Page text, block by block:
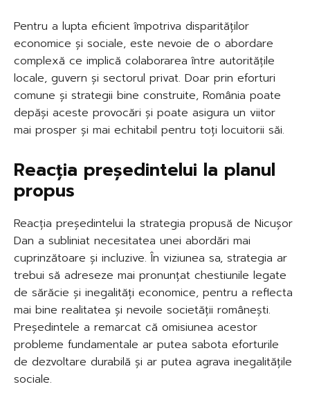
Pentru a lupta eficient împotriva disparităților
economice și sociale, este nevoie de o abordare
complexă ce implică colaborarea între autoritățile
locale, guvern și sectorul privat. Doar prin eforturi
comune și strategii bine construite, România poate
depăși aceste provocări și poate asigura un viitor
mai prosper și mai echitabil pentru toți locuitorii săi.
Reacția președintelui la planul
propus
Reacția președintelui la strategia propusă de Nicușor
Dan a subliniat necesitatea unei abordări mai
cuprinzătoare și incluzive. În viziunea sa, strategia ar
trebui să adreseze mai pronunțat chestiunile legate
de sărăcie și inegalități economice, pentru a reflecta
mai bine realitatea și nevoile societății românești.
Președintele a remarcat că omisiunea acestor
probleme fundamentale ar putea sabota eforturile
de dezvoltare durabilă și ar putea agrava inegalitățile
sociale.